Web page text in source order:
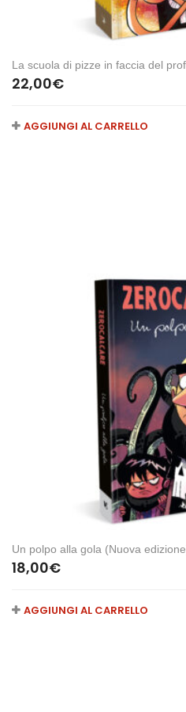
La scuola di pizze in faccia del
22,00€
AGGIUNGI AL CARRELLO
Un polpo alla gola (Nuova
18,00€
AGGIUNGI AL CARRELLO